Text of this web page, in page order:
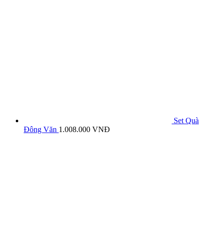
Set Quà
Đông Văn 1.008.000 VNĐ